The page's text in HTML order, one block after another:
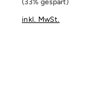
inkl. MwSt.